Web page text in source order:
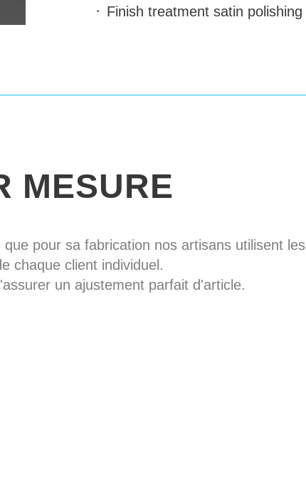
Finish treatment satin polishing
MESURE
pour sa fabrication nos artisans utilisent les
chaque client individuel.
un ajustement parfait d'article.